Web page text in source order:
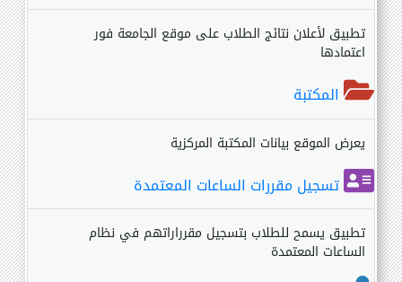
تطبيق لأعلان نتائج الطلاب على موقع الجامعة فور
اعتمادها
المكتبة
يعرض الموقع بيانات المكتبة المركزية
تسجيل مقررات الساعات المعتمدة
تطبيق يسمح للطلاب بتسجيل مقرراراتهم في نظام
الساعات المعتمدة